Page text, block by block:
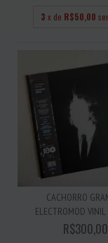
3 x de R$50,00
CACHORRO
ELECTROMOD VINIL
R$300,00